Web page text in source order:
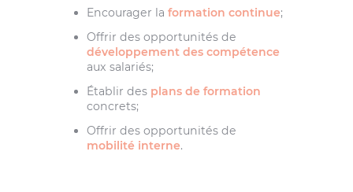
Encourager la formation continue;
Offrir des opportunités de
développement des compétence
aux salariés;
Établir des plans de formation
concrets;
Offrir des opportunités de
mobilité interne.